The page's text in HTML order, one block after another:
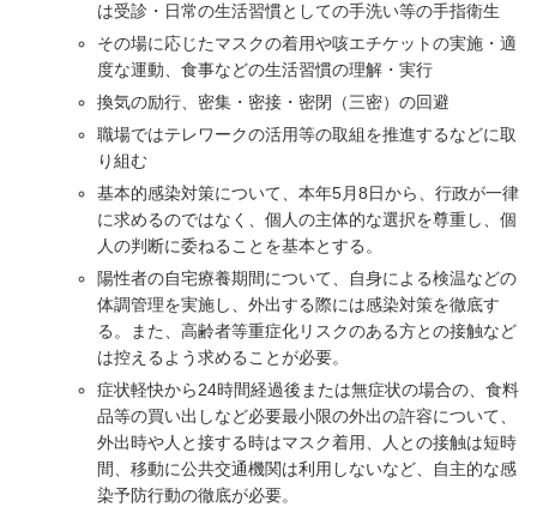
は受診・日常の生活習慣としての手洗い等の手指衛生
その場に応じたマスクの着用や咳エチケットの実施・適
度な運動、食事などの生活習慣の理解・実行
換気の励行、密集・密接・密閉（三密）の回避
職場ではテレワークの活用等の取組を推進するなどに取
り組む
基本的感染対策について、本年5月8日から、行政が一律
に求めるのではなく、個人の主体的な選択を尊重し、個
人の判断に委ねることを基本とする。
陽性者の自宅療養期間について、自身による検温などの
体調管理を実施し、外出する際には感染対策を徹底す
る。また、高齢者等重症化リスクのある方との接触など
は控えるよう求めることが必要。
症状軽快から24時間経過後または無症状の場合の、食料
品等の買い出しなど必要最小限の外出の許容について、
外出時や人と接する時はマスク着用、人との接触は短時
間、移動に公共交通機関は利用しないなど、自主的な感
染予防行動の徹底が必要。